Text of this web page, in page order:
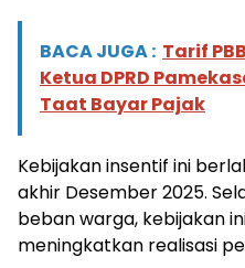
BACA JUGA : Tarif
Ketua DPRD
Taat Bayar Pajak
Kebijakan insentif ini
akhir Desember 2025.
beban warga, kebijakan
meningkatkan realisasi